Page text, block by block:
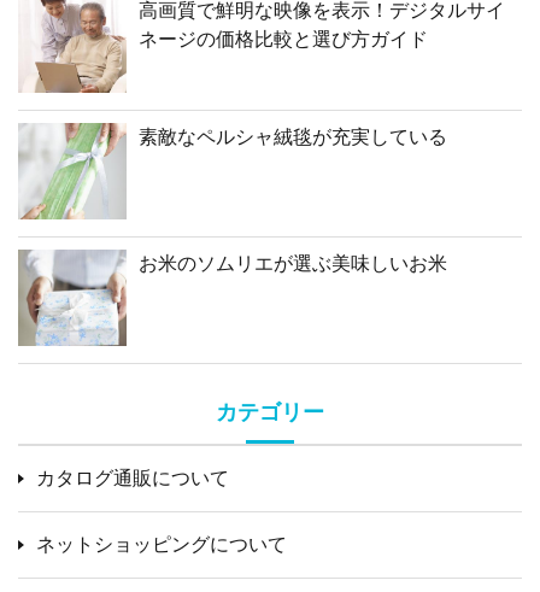
高画質で鮮明な映像を表示！デジタルサイ
ネージの価格比較と選び方ガイド
素敵なペルシャ絨毯が充実している
お米のソムリエが選ぶ美味しいお米
カテゴリー
カタログ通販について
ネットショッピングについて